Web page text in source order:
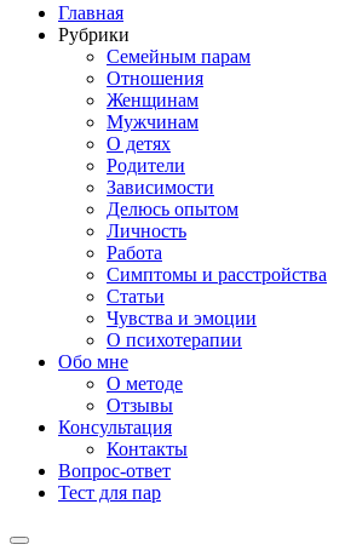
Главная
Рубрики
Семейным парам
Отношения
Женщинам
Мужчинам
О детях
Родители
Зависимости
Делюсь опытом
Личность
Работа
Симптомы и расстройства
Статьи
Чувства и эмоции
О психотерапии
Обо мне
О методе
Отзывы
Консультация
Контакты
Вопрос-ответ
Тест для пар